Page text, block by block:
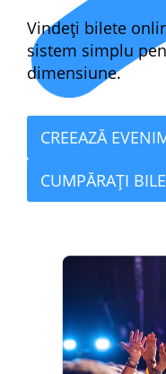
Vindeți bilete
sistem simplu
dimensiune.
CREEAZĂ
CUMPĂRAȚI